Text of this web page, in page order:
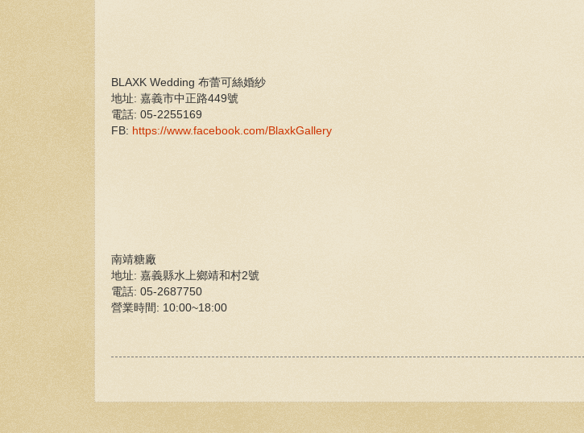
BLAXK Wedding 布蕾可絲婚紗
地址: 嘉義市中正路449號
電話: 05-2255169
FB: https://www.facebook.com/BlaxkGallery
南靖糖廠
地址: 嘉義縣水上鄉靖和村2號
電話: 05-2687750
營業時間: 10:00~18:00